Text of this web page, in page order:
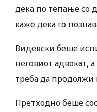
дека по тепање со
каже дека го
Видевски беше
неговиот адвокат,
треба да продолжи
Претходно беше